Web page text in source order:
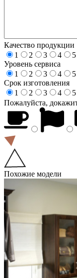
Качество продукции
1
2 3 4
5
Уровень сервиса
1
2 3 4
5
Срок изготовления
1
2 3 4
5
Пожалуйста,
Похожие модели